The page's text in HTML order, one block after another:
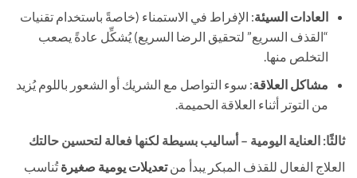
العادات السيئة: الإفراط في الاستمناء (خاصةً باستخدام تقنيات
“القذف السريع” لتحقيق الرضا السريع) يُشكِّل عادةً يصعب
التخلص منها.
مشاكل العلاقة: سوء التواصل مع الشريك أو الشعور باللوم يُزيد
من التوتر أثناء العلاقة الحميمة.
ثالثًا: العناية اليومية – أساليب بسيطة لكنها فعالة لتحسين حالتك
العلاج الفعال للقذف المبكر يبدأ من ​تعديلات يومية صغيرة​ تُناسب